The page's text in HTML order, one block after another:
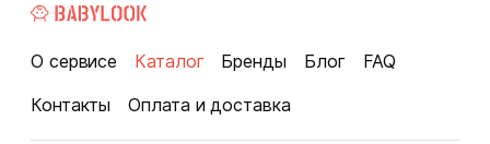
О сервисе Каталог Бренды Блог
FAQ
Контакты
Оплата и доставка